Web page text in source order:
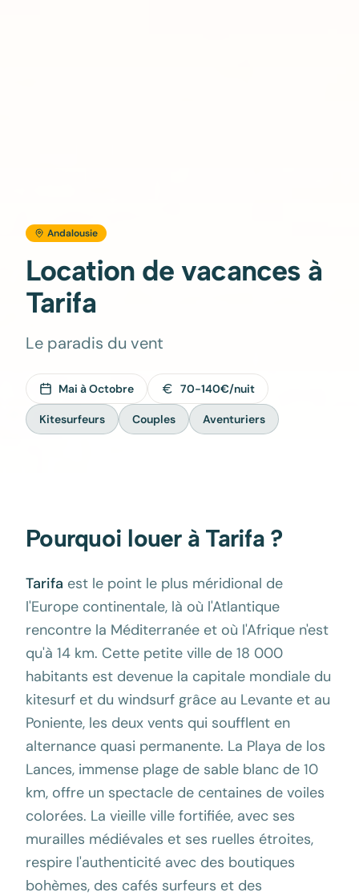
Andalousie
Location de vacances à
Tarifa
Le paradis du vent
Mai à Octobre 70-140€/nuit
Kitesurfeurs Couples Aventuriers
Pourquoi louer à Tarifa?
Tarifa est le point le plus méridional de
l'Europe continentale, là où l'Atlantique
rencontre la Méditerranée et où l'Afrique n'est
qu'à 14 km. Cette petite ville de 18 000
habitants est devenue la capitale mondiale du
kitesurf et du windsurf grâce au Levante et au
Poniente, les deux vents qui soufflent en
alternance quasi permanente. La Playa de los
Lances, immense plage de sable blanc de 10
km, offre un spectacle de centaines de voiles
colorées. La vieille ville fortifiée, avec ses
murailles médiévales et ses ruelles étroites,
respire l'authenticité avec des boutiques
bohèmes, des cafés surfeurs et des